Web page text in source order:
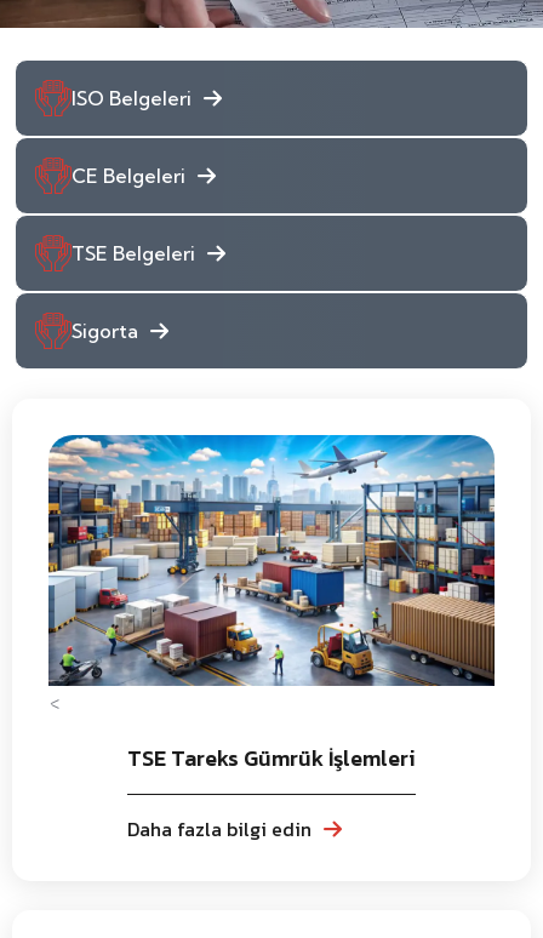
ISO Belgeleri
CE Belgeleri
TSE Belgeleri
Sigorta
<
TSE Tareks Gümrük İşlemleri
Daha fazla bilgi edin